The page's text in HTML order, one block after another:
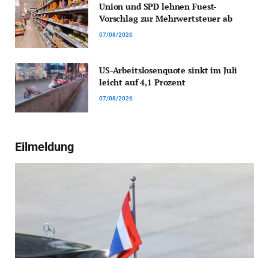
Union und SPD lehnen Fuest-
Vorschlag zur Mehrwertsteuer ab
07/08/2026
US-Arbeitslosenquote sinkt im Juli
leicht auf 4,1 Prozent
07/08/2026
Eilmeldung